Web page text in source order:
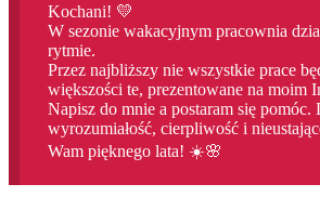
Kochani! 💛
W sezonie wakacyjnym pracownia
rytmie.
Przez najbliższy nie wszystkie prace
większości te, prezentowane na moim
Napisz do mnie a postaram się pomóc.
wyrozumiałość, cierpliwość i
Wam pięknego lata! ☀️🌸